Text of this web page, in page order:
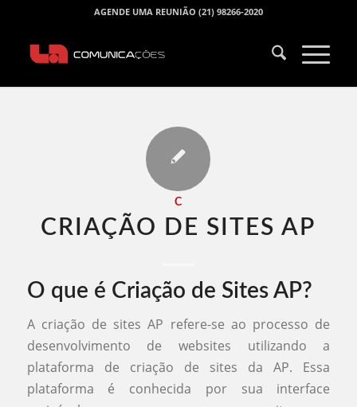
AGENDE UMA REUNIÃO (21) 98266-2020
C
CRIAÇÃO DE SITES AP​
O que é Criação de Sites AP?
A criação de sites AP refere-se ao processo de
desenvolvimento de websites utilizando a
plataforma de criação de sites da AP. Essa
plataforma é conhecida por sua interface